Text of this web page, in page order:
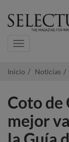
Navigation
Inicio Noticias
Coto de
mejor